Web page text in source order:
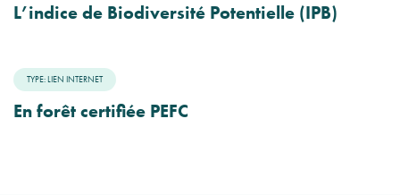
L’indice de Biodiversité Potentielle (IPB)
TYPE: LIEN INTERNET
En forêt certifiée PEFC